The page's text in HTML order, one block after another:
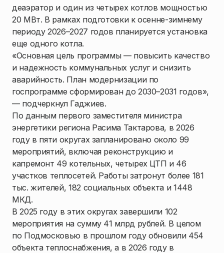
деаэратор и один из четырех котлов мощностью
20 МВт. В рамках подготовки к осенне-зимнему
периоду 2026–2027 годов планируется установка
еще одного котла.
«Основная цель программы — повысить качество
и надежность коммунальных услуг и снизить
аварийность. План модернизации по
госпрограмме сформирован до 2030–2031 годов»,
— подчеркнул Гаджиев.
По данным первого заместителя министра
энергетики региона Расима Тактарова, в 2026
году в пяти округах запланировано около 99
мероприятий, включая реконструкцию и
капремонт 49 котельных, четырех ЦТП и 46
участков теплосетей. Работы затронут более 181
тыс. жителей, 182 социальных объекта и 1448
МКД.
В 2025 году в этих округах завершили 102
мероприятия на сумму 41 млрд рублей. В целом
по Подмосковью в прошлом году обновили 454
объекта теплоснабжения, а в 2026 году в